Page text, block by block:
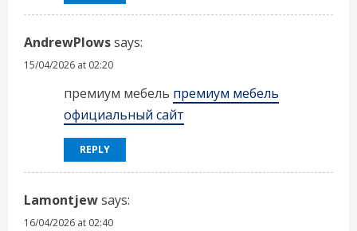
AndrewPlowssays:
15/04/2026 at 02:20
премиум мебель премиум мебель
официальный сайт
REPLY
Lamontjewsays:
16/04/2026 at 02:40